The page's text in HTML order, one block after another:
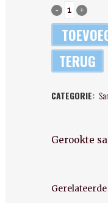
Berthe
Gerookte
sardines
in
quantity
TERUG
CATEGORIE:
Gerookte